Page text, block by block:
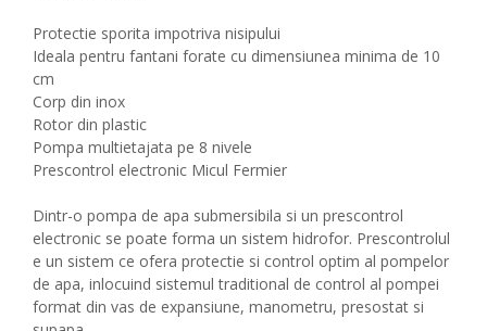
Protectie sporita impotriva nisipului
Ideala pentru fantani forate cu dimensiunea minima de 10
cm
Corp din inox
Rotor din plastic
Pompa multietajata pe 8 nivele
Prescontrol electronic Micul Fermier
Dintr-o pompa de apa submersibila si un prescontrol
electronic se poate forma un sistem hidrofor. Prescontrolul
e un sistem ce ofera protectie si control optim al pompelor
de apa, inlocuind sistemul traditional de control al pompei
format din vas de expansiune, manometru, presostat si